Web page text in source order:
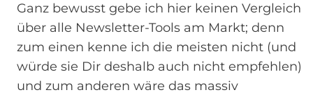
Ganz bewusst gebe ich hier keinen Vergleich
über alle Newsletter-Tools am Markt; denn
zum einen kenne ich die meisten nicht (und
würde sie Dir deshalb auch nicht empfehlen)
und zum anderen wäre das massiv